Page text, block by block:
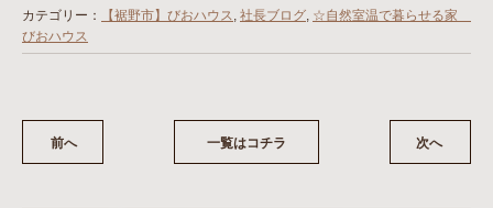
カテゴリー：
【裾野市】びおハウス, 社長ブログ, ☆自然室温で暮らせる家
びおハウス
前へ 一覧はコチラ 次へ